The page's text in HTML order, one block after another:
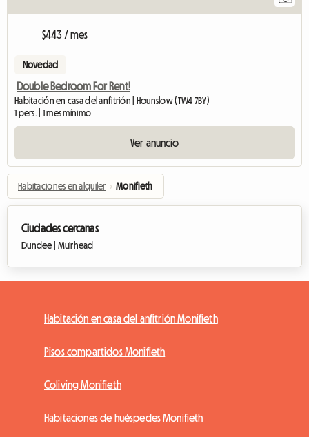
$443 / mes
Novedad
Double Bedroom For Rent!
Habitación en casa del anfitrión | Hounslow (TW4 7BY)
1 pers. | 1 mes mínimo
Ver anuncio
Habitaciones en alquiler › Monifieth
Ciudades cercanas
Dundee | Muirhead
Habitación en casa del anfitrión Monifieth
Pisos compartidos Monifieth
Coliving Monifieth
Habitaciones de huéspedes Monifieth